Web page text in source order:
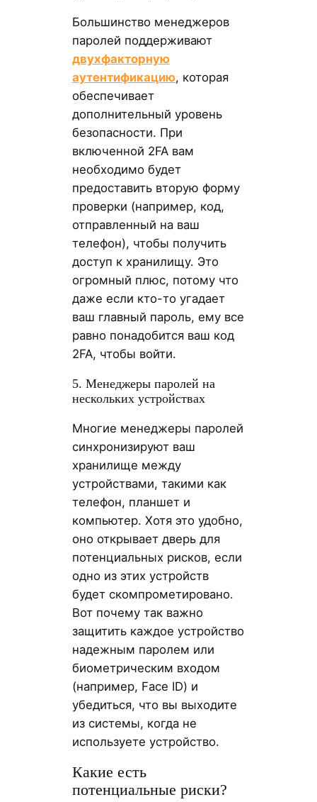
Большинство менеджеров
паролей поддерживают
двухфакторную
аутентификацию, которая
обеспечивает
дополнительный уровень
безопасности. При
включенной 2FA вам
необходимо будет
предоставить вторую форму
проверки (например, код,
отправленный на ваш
телефон), чтобы получить
доступ к хранилищу. Это
огромный плюс, потому что
даже если кто-то угадает
ваш главный пароль, ему все
равно понадобится ваш код
2FA, чтобы войти.
5. Менеджеры паролей на
нескольких устройствах
Многие менеджеры паролей
синхронизируют ваш
хранилище между
устройствами, такими как
телефон, планшет и
компьютер. Хотя это удобно,
оно открывает дверь для
потенциальных рисков, если
одно из этих устройств
будет скомпрометировано.
Вот почему так важно
защитить каждое устройство
надежным паролем или
биометрическим входом
(например, Face ID) и
убедиться, что вы выходите
из системы, когда не
используете устройство.
Какие есть
потенциальные риски?